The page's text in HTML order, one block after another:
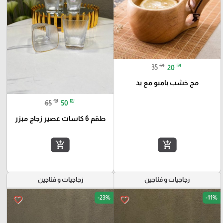
35 ₪ 20 ₪
مج خشب بامبو مع يد
add_shopping_cart
65 ₪ 50 ₪
طقم 6 كاسات عصير زجاج مبزر
add_shopping_cart
زجاجيات و فناجين
favorite_border -11%
زجاجيات و فناجين
favorite_border -23%